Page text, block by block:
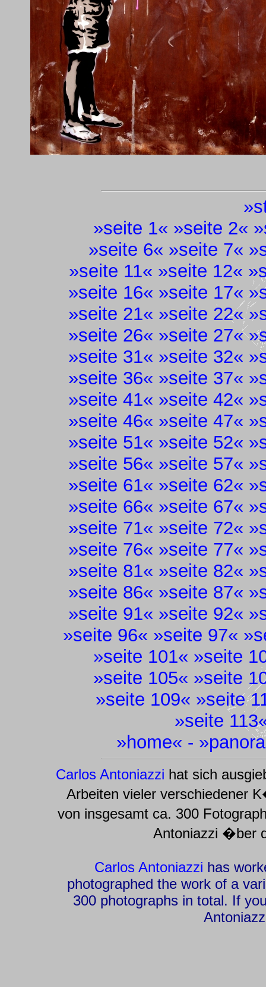
»
»seite 1« »seite 2« »
»seite 6« »seite 7« »
»seite 11« »seite 12« »
»seite 16« »seite 17« »
»seite 21« »seite 22« »
»seite 26« »seite 27« »
»seite 31« »seite 32« »
»seite 36« »seite 37« »
»seite 41« »seite 42« »
»seite 46« »seite 47« »
»seite 51« »seite 52« »
»seite 56« »seite 57« »
»seite 61« »seite 62« »
»seite 66« »seite 67« »
»seite 71« »seite 72« »
»seite 76« »seite 77« »
»seite 81« »seite 82« »
»seite 86« »seite 87« »
»seite 91« »seite 92« »
»seite 96« »seite 97« »
»seite 101« »seite
»seite 105« »seite
»seite 109« »seite
»seite 113
»home« - »
Carlos Antoniazzi hat sich
Arbeiten vieler verschiedener
von insgesamt ca. 300
Antoniazzi �ber
Carlos Antoniazzi has
photographed the work of a
300 photographs in total. If